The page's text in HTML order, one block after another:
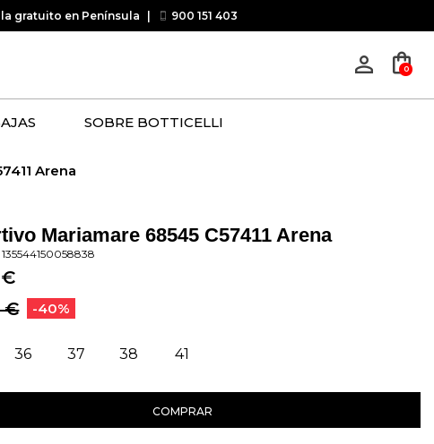
gratuito en Península 900 151 403
person_outline shopping_bag
0
SOBRE BOTTICELLI
Arena
Mariamare 68545 C57411 Arena
135544150058838
€
-40%
36 37 38 41
COMPRAR